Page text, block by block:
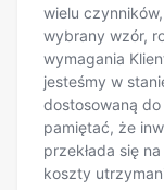
wielu
wybrany wzór,
wymagania
jesteśmy w
dostosowaną
pamiętać, że
przekłada się
koszty